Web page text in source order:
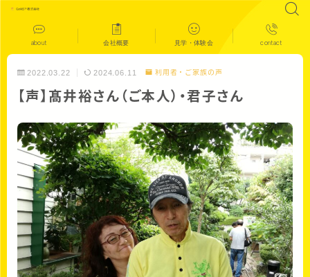
about 会社概要 見学・体験会 contact
2022.03.22 2024.06.11 利用者・ご家族の声
【声】髙井裕さん（ご本人）・君子さん